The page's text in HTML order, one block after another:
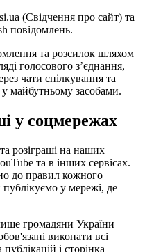
(Свідчення про сайт) та
повідомлень.
та розсилок шляхом
голосового з’єднання,
чати спілкування та
майбутньому засобами.
у соцмережах
розіграші на наших
та в інших сервісах.
до правил кожного
публікуємо у мережі, де
громадяни України
виконати всі
і сторінка